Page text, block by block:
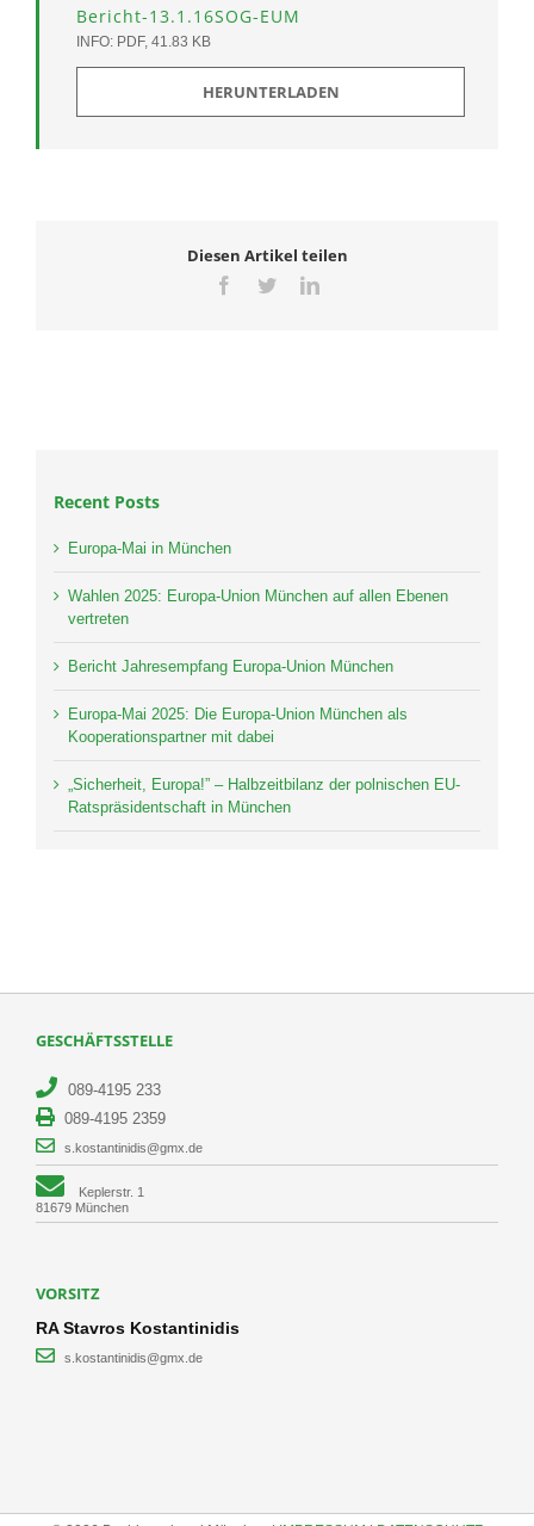
Bericht-13.1.16SOG-EUM
INFO: PDF, 41.83 KB
HERUNTERLADEN
Diesen Artikel teilen
Facebook
TwitterLinkedIn
Recent Posts
Europa-Mai in München
Wahlen 2025: Europa-Union München auf allen Ebenen
vertreten
Bericht Jahresempfang Europa-Union München
Europa-Mai 2025: Die Europa-Union München als
Kooperationspartner mit dabei
„Sicherheit, Europa!” – Halbzeitbilanz der polnischen EU-
Ratspräsidentschaft in München
GESCHÄFTSSTELLE
089-4195 233
089-4195 2359
s.kostantinidis@gmx.de
Keplerstr. 1
81679 München
VORSITZ
RA Stavros Kostantinidis
s.kostantinidis@gmx.de